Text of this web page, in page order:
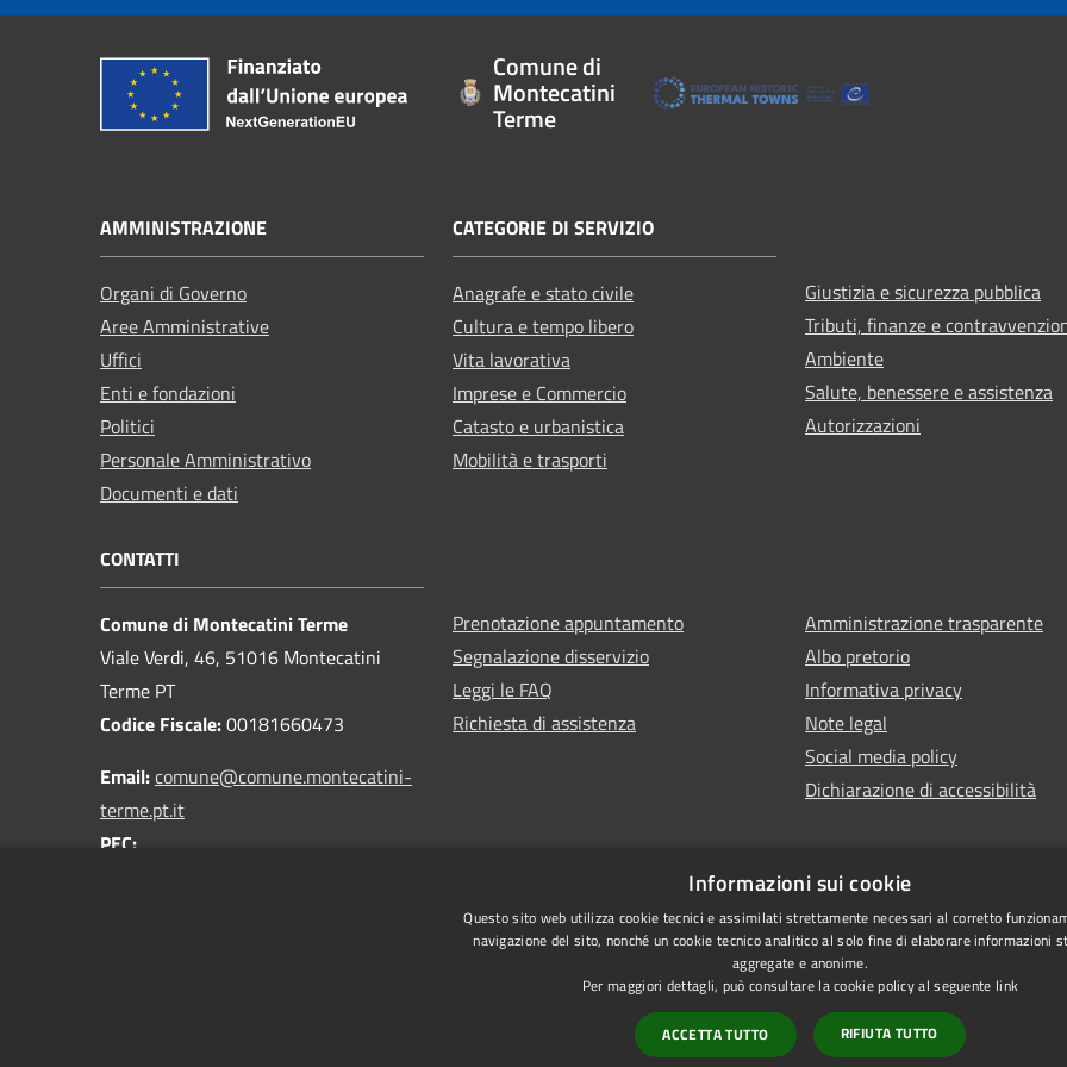
Comune di
Montecatini
Terme
AMMINISTRAZIONE
Organi di Governo
Aree Amministrative
Uffici
Enti e fondazioni
Politici
Personale Amministrativo
Documenti e dati
CATEGORIE DI SERVIZIO
Anagrafe e stato civile
Cultura e tempo libero
Vita lavorativa
Imprese e Commercio
Catasto e urbanistica
Mobilità e trasporti
Giustizia e sicurezza pubblica
Tributi, finanze e
Ambiente
Salute, benessere e assistenza
Autorizzazioni
CONTATTI
Comune di Montecatini Terme
Viale Verdi, 46, 51016 Montecatini
Terme PT
Codice Fiscale:00181660473
Email:comune@comune.montecatini-
terme.pt.it
PEC:
Prenotazione appuntamento
Segnalazione disservizio
Leggi le FAQ
Richiesta di assistenza
Amministrazione trasparente
Albo pretorio
Informativa privacy
Note legal
Social media policy
Dichiarazione di accessibilità
Vecchio sito
Informazioni sui cookie
Questo sito web utilizza cookie tecnici e assimilati strettamente necessari al corretto
navigazione del sito, nonché un cookie tecnico analitico al solo fine di elaborare informazioni
aggregate e anonime.
Per maggiori dettagli, può consultare la cookie policy al seguente link
ACCETTA TUTTO RIFIUTA TUTTO